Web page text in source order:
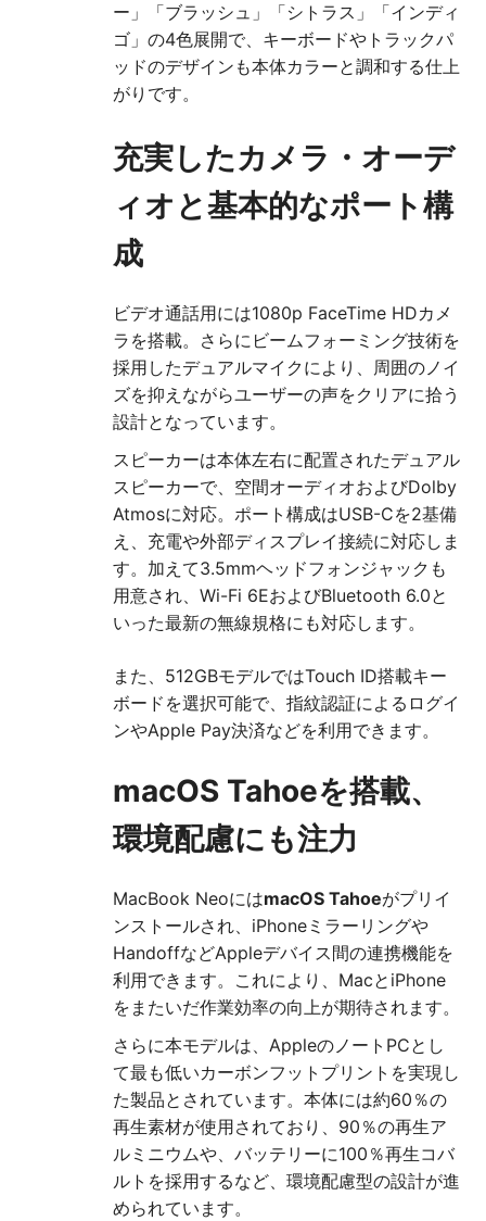
ー」「ブラッシュ」「シトラス」「インディ
ゴ」の4色展開で、キーボードやトラックパ
ッドのデザインも本体カラーと調和する仕上
がりです。
充実したカメラ・オーデ
ィオと基本的なポート構
成
ビデオ通話用には1080p FaceTime HDカメ
ラを搭載。さらにビームフォーミング技術を
採用したデュアルマイクにより、周囲のノイ
ズを抑えながらユーザーの声をクリアに拾う
設計となっています。
スピーカーは本体左右に配置されたデュアル
スピーカーで、空間オーディオおよびDolby
Atmosに対応。ポート構成はUSB-Cを2基備
え、充電や外部ディスプレイ接続に対応しま
す。加えて3.5mmヘッドフォンジャックも
用意され、Wi-Fi 6EおよびBluetooth 6.0と
いった最新の無線規格にも対応します。
また、512GBモデルではTouch ID搭載キー
ボードを選択可能で、指紋認証によるログイ
ンやApple Pay決済などを利用できます。
macOS Tahoeを搭載、
環境配慮にも注力
MacBook NeoにはmacOS Tahoeがプリイ
ンストールされ、iPhoneミラーリングや
HandoffなどAppleデバイス間の連携機能を
利用できます。これにより、MacとiPhone
をまたいだ作業効率の向上が期待されます。
さらに本モデルは、AppleのノートPCとし
て最も低いカーボンフットプリントを実現し
た製品とされています。本体には約60％の
再生素材が使用されており、90％の再生ア
ルミニウムや、バッテリーに100％再生コバ
ルトを採用するなど、環境配慮型の設計が進
められています。